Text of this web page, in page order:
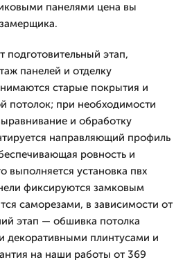
панелями цена вы
подготовительный этап,
панелей и отделку
старые покрытия и
потолок; при необходимости
и обработку
направляющий профиль
ровность и
выполняется установка пвх
фиксируются замковым
саморезами, в зависимости от
этап — обшивка потолка
декоративными плинтусами и
на наши работы от 369